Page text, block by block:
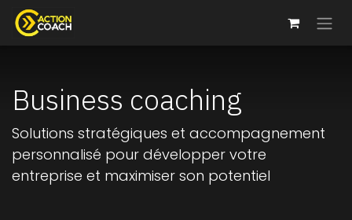
Se rendre au contenu
Business coaching
Solutions stratégiques et accompagnement
personnalisé pour développer votre
entreprise et maximiser son potentiel